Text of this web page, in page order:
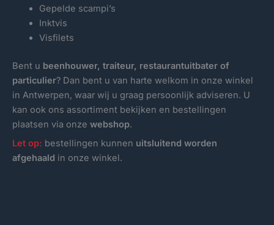
Gepelde scampi’s
Inktvis
Visfilets
Bent u beenhouwer, traiteur, restaurantuitbater of
particulier? Dan bent u van harte welkom in onze winkel
in Antwerpen, waar wij u graag persoonlijk adviseren. U
kan ook ons assortiment bekijken en bestellingen
plaatsen via onze webshop.
Let op: bestellingen kunnen uitsluitend worden
afgehaald in onze winkel.